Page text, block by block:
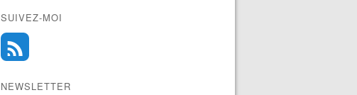
SUIVEZ-MOI
NEWSLETTER